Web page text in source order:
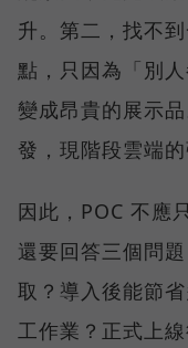
升。第二，找不
點，只因為「別
變成昂貴的展示
發，現階段雲端
因此，POC 不應
還要回答三個問
取？導入後能節
工作業？正式上